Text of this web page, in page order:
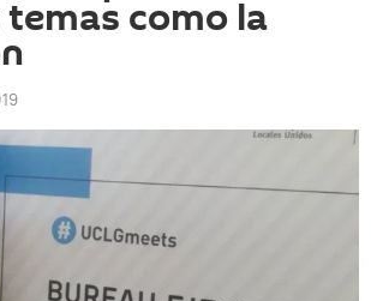
como la